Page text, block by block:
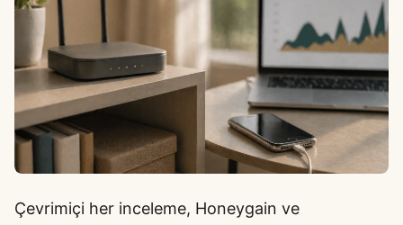
Çevrimiçi her inceleme, Honeygain ve